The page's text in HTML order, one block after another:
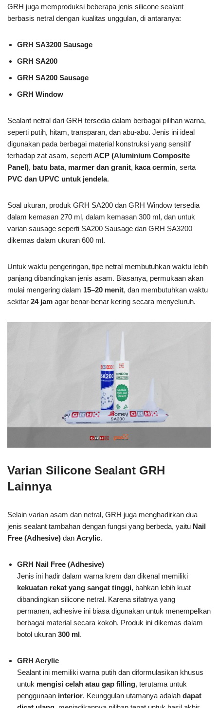
GRH juga memproduksi beberapa jenis silicone sealant
berbasis netral dengan kualitas unggulan, di antaranya:
GRH SA3200 Sausage
GRH SA200
GRH SA200 Sausage
GRH Window
Sealant netral dari GRH tersedia dalam berbagai pilihan warna,
seperti putih, hitam, transparan, dan abu-abu. Jenis ini ideal
digunakan pada berbagai material konstruksi yang sensitif
terhadap zat asam, seperti ACP (Aluminium Composite
Panel), batu bata, marmer dan granit, kaca cermin, serta
PVC dan UPVC untuk jendela.
Soal ukuran, produk GRH SA200 dan GRH Window tersedia
dalam kemasan 270 ml, dalam kemasan 300 ml, dan untuk
varian sausage seperti SA200 Sausage dan GRH SA3200
dikemas dalam ukuran 600 ml.
Untuk waktu pengeringan, tipe netral membutuhkan waktu lebih
panjang dibandingkan jenis asam. Biasanya, permukaan akan
mulai mengering dalam 15–20 menit, dan membutuhkan waktu
sekitar 24 jam agar benar-benar kering secara menyeluruh.
Varian Silicone Sealant GRH
Lainnya
Selain varian asam dan netral, GRH juga menghadirkan dua
jenis sealant tambahan dengan fungsi yang berbeda, yaitu Nail
Free (Adhesive) dan Acrylic.
GRH Nail Free (Adhesive)
Jenis ini hadir dalam warna krem dan dikenal memiliki
kekuatan rekat yang sangat tinggi, bahkan lebih kuat
dibandingkan silicone netral. Karena sifatnya yang
permanen, adhesive ini biasa digunakan untuk menempelkan
berbagai material secara kokoh. Produk ini dikemas dalam
botol ukuran 300 ml.
GRH Acrylic
Sealant ini memiliki warna putih dan diformulasikan khusus
untuk mengisi celah atau gap filling, terutama untuk
penggunaan interior. Keunggulan utamanya adalah dapat